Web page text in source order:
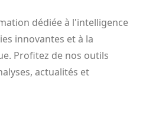
dédiée à l'intelligence
innovantes et à la
Profitez de nos outils
actualités et